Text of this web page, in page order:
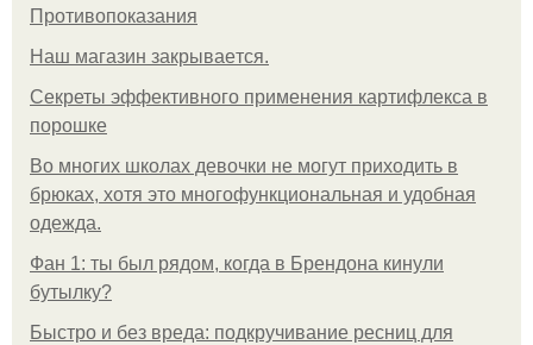
Противопоказания
Нaш магaзин зaкрывaeтся.
Секреты эффективного применения картифлекса в
порошке
Во многих школах девочки не могут приходить в
брюках, хотя это многофункциональная и удобная
одежда.
Фан 1: ты был рядом, когда в Брендона кинули
бутылку?
Быстро и без вреда: подкручивание ресниц для